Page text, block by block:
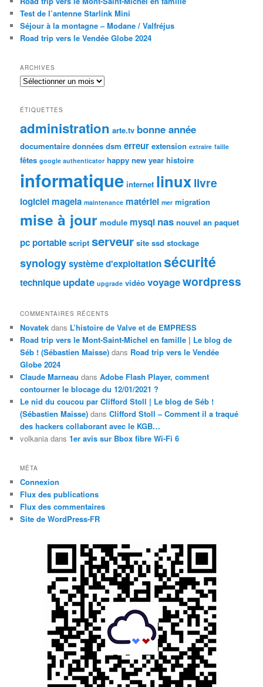
Test de l’antenne Starlink Mini
Séjour à la montagne – Modane / Valfréjus
Road trip vers le Vendée Globe 2024
ARCHIVES
Archives
ÉTIQUETTES
administration arte.tv bonne année
documentaire données dsm erreur extension extraire faille
fêtes google authenticator happy new year histoire
informatique internet linuxlivre
logiciel mageia maintenance matériel mer migration
mise à jour module mysql nas nouvel an paquet
pc portable script serveur site ssd stockage
synologysystème d'exploitationsécurité
technique update upgrade vidéo voyagewordpress
COMMENTAIRES RÉCENTS
Novatek dans L’histoire de Valve et de EMPRESS
Road trip vers le Mont-Saint-Michel en famille | Le blog de
Séb ! (Sébastien Maisse) dans Road trip vers le Vendée
Globe 2024
Claude Marneau dansAdobe Flash Player, comment
contourner le blocage du 12/01/2021 ?
Le nid du coucou par Clifford Stoll | Le blog de Séb !
(Sébastien Maisse) dansClifford Stoll – Comment il a traqué
des hackers collaborant avec le KGB…
volkania dans1er avis sur Bbox fibre Wi-Fi 6
MÉTA
Connexion
Flux des publications
Flux des commentaires
Site de WordPress-FR